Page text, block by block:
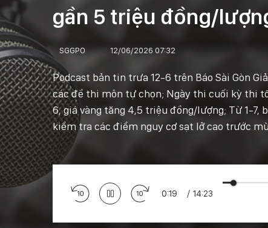
gần 5 triệu đồng/
SGGPO 12/06/2026 07:32
Podcast bản tin trưa 12-6 trên Báo Sài Gòn
các đề thi môn tự chọn; Ngày thi cuối kỳ thi
6, giá vàng tăng 4,5 triệu đồng/lượng; Từ 1-7,
kiểm tra các điểm nguy cơ sạt lở cao trước
0:21 / 14:23